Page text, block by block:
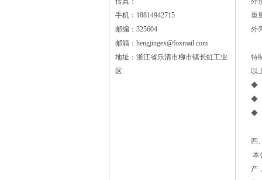
手机：18814942715
邮编：325604
邮箱：hengjingex@foxmail.com
地址：浙江省乐清市柳市镇长虹工业
区
重
外
特
以
◆
◆
◆
四
本
产